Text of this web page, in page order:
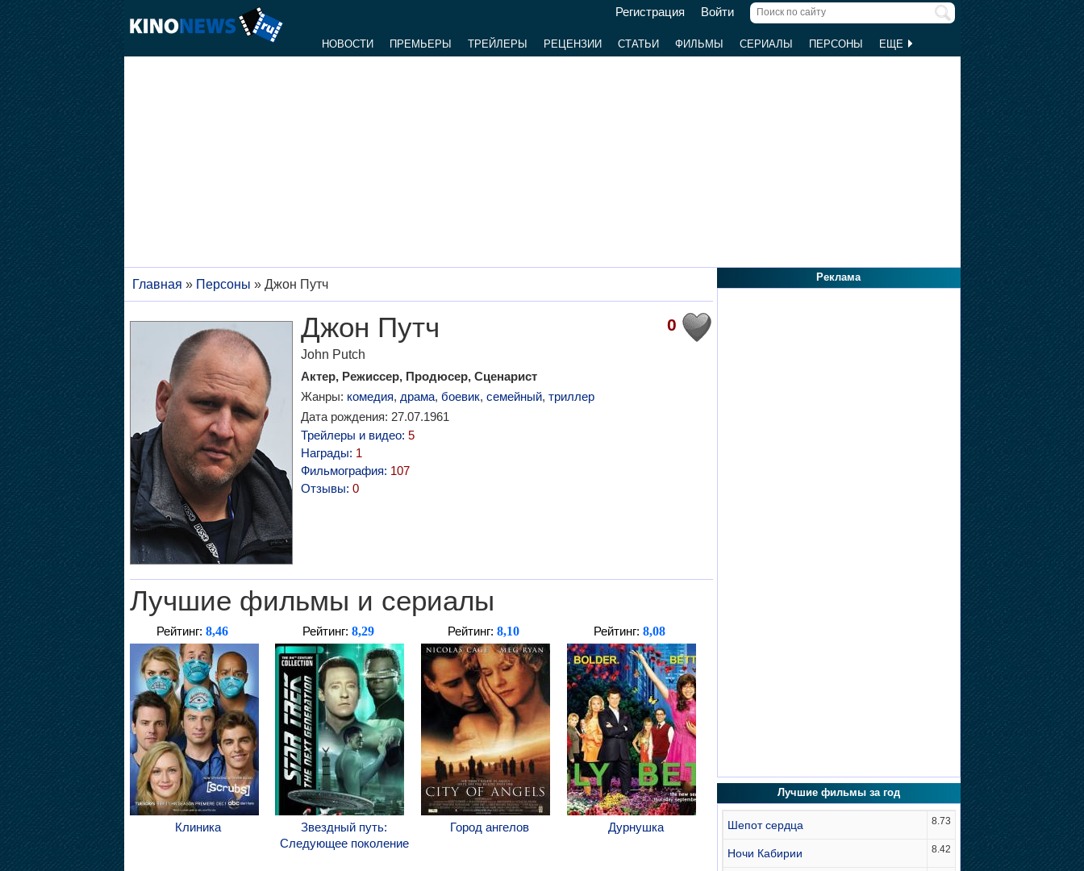
Регистрация Войти
НОВОСТИ ПРЕМЬЕРЫ ТРЕЙЛЕРЫ РЕЦЕНЗИИ СТАТЬИ ФИЛЬМЫ СЕРИАЛЫ ПЕРСОНЫ ЕЩЕ
Главная » Персоны » Джон Путч
0
Джон Путч
John Putch
Актер, Режиссер, Продюсер, Сценарист
Жанры: комедия, драма, боевик, семейный, триллер
Дата рождения: 27.07.1961
Трейлеры и видео: 5
Награды: 1
Фильмография: 107
Отзывы: 0
Лучшие фильмы и сериалы
Рейтинг: 8,46
Клиника
Рейтинг: 8,29
Звездный путь:
Следующее поколение
Рейтинг:8,10
Город ангелов
Рейтинг:8,08
Дурнушка
Реклама
Лучшие фильмы за год
Шепот сердца 8.73
Ночи Кабирии 8.42